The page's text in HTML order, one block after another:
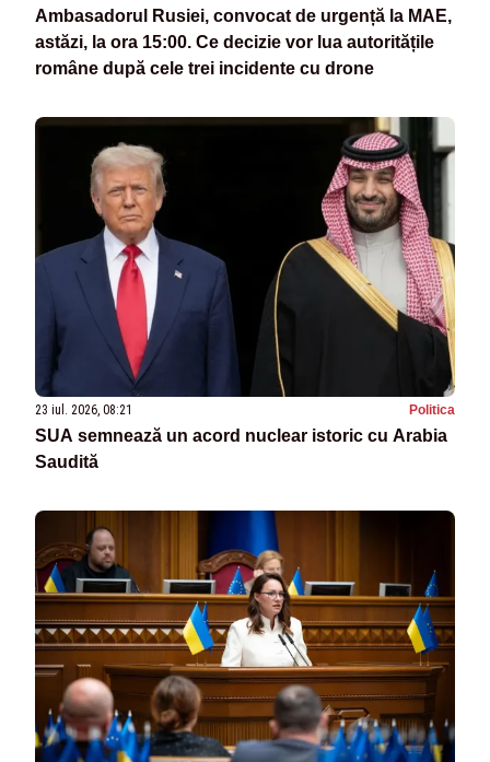
Ambasadorul Rusiei, convocat de urgență la MAE,
astăzi, la ora 15:00. Ce decizie vor lua autoritățile
române după cele trei incidente cu drone
23 iul. 2026, 08:21 Politica
SUA semnează un acord nuclear istoric cu Arabia
Saudită